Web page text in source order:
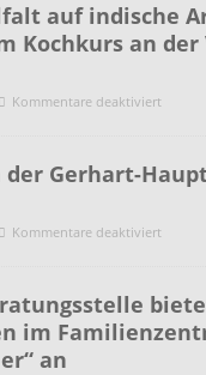
auf indische
Kochkurs an der
Kommentare deaktiviert
Gerhart-
Kommentare deaktiviert
im
an